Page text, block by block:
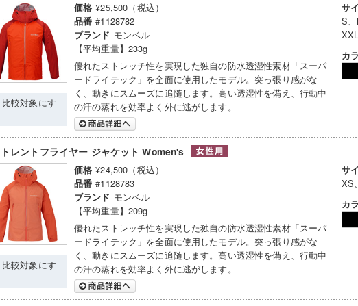
比較対象にす
価格 ¥25,500（税込）
品番 #1128782
ブランド モンベル
【平均重量】233g
優れたストレッチ性を実現した独自の防水透湿性素材「スーパ
ードライテック」を全面に使用したモデル。突っ張り感がな
く、動きにスムーズに追随します。高い透湿性を備え、行動中
の汗の蒸れを効率よく外に逃がします。
サ
S、
XXL
カ
トレントフライヤー ジャケット Women's
比較対象にす
価格 ¥24,500（税込）
品番 #1128783
ブランド モンベル
【平均重量】209g
優れたストレッチ性を実現した独自の防水透湿性素材「スーパ
ードライテック」を全面に使用したモデル。突っ張り感がな
く、動きにスムーズに追随します。高い透湿性を備え、行動中
の汗の蒸れを効率よく外に逃がします。
サ
XS
カ